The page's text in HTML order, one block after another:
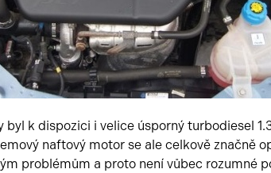
byl k dispozici i velice úsporný turbodiesel
naftový motor se ale celkově značně
problémům a proto není vůbec rozumné